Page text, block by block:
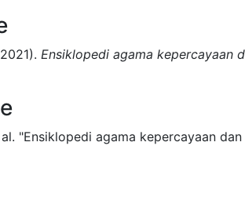
Ensiklopedi agama kepercayaan
"Ensiklopedi agama kepercayaan